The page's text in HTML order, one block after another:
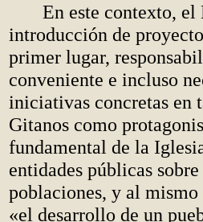
En este contexto, el
introducción de
primer lugar,
conveniente e incluso
iniciativas concretas en
Gitanos como
fundamental de la
entidades públicas
poblaciones, y al
«el desarrollo de un